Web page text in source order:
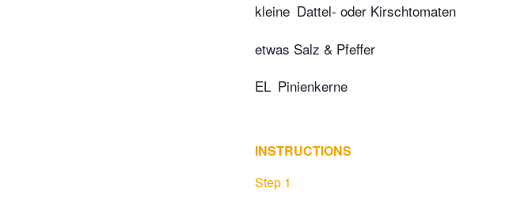
kleine Dattel- oder Kirschtomaten
etwas Salz & Pfeffer
EL Pinienkerne
INSTRUCTIONS
Step 1